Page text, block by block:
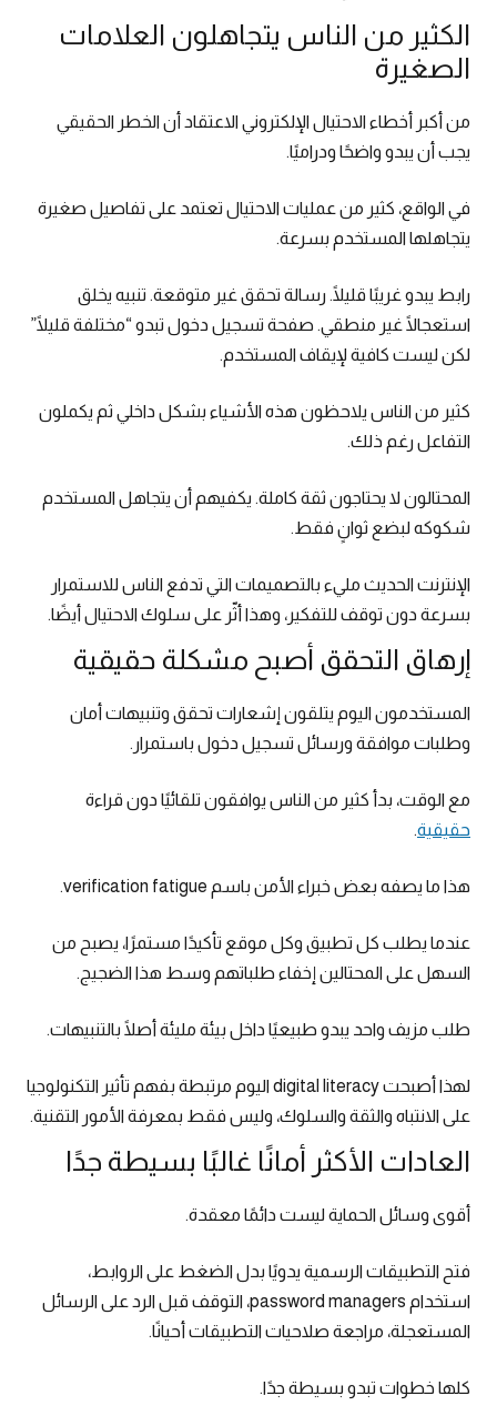
الكثير من الناس يتجاهلون العلامات
الصغيرة
من أكبر أخطاء الاحتيال الإلكتروني الاعتقاد أن الخطر الحقيقي
يجب أن يبدو واضحًا ودراميًا.
في الواقع، كثير من عمليات الاحتيال تعتمد على تفاصيل صغيرة
يتجاهلها المستخدم بسرعة.
رابط يبدو غريبًا قليلًا. رسالة تحقق غير متوقعة. تنبيه يخلق
استعجالًا غير منطقي. صفحة تسجيل دخول تبدو “مختلفة قليلًا”
لكن ليست كافية لإيقاف المستخدم.
كثير من الناس يلاحظون هذه الأشياء بشكل داخلي ثم يكملون
التفاعل رغم ذلك.
المحتالون لا يحتاجون ثقة كاملة. يكفيهم أن يتجاهل المستخدم
شكوكه لبضع ثوانٍ فقط.
الإنترنت الحديث مليء بالتصميمات التي تدفع الناس للاستمرار
بسرعة دون توقف للتفكير، وهذا أثّر على سلوك الاحتيال أيضًا.
إرهاق التحقق أصبح مشكلة حقيقية
المستخدمون اليوم يتلقون إشعارات تحقق وتنبيهات أمان
وطلبات موافقة ورسائل تسجيل دخول باستمرار.
مع الوقت، بدأ كثير من الناس يوافقون تلقائيًا دون قراءة
حقيقية.
هذا ما يصفه بعض خبراء الأمن باسم verification fatigue.
عندما يطلب كل تطبيق وكل موقع تأكيدًا مستمرًا، يصبح من
السهل على المحتالين إخفاء طلباتهم وسط هذا الضجيج.
طلب مزيف واحد يبدو طبيعيًا داخل بيئة مليئة أصلًا بالتنبيهات.
لهذا أصبحت digital literacy اليوم مرتبطة بفهم تأثير التكنولوجيا
على الانتباه والثقة والسلوك، وليس فقط بمعرفة الأمور التقنية.
العادات الأكثر أمانًا غالبًا بسيطة جدًا
أقوى وسائل الحماية ليست دائمًا معقدة.
فتح التطبيقات الرسمية يدويًا بدل الضغط على الروابط،
استخدام password managers، التوقف قبل الرد على الرسائل
المستعجلة، مراجعة صلاحيات التطبيقات أحيانًا.
كلها خطوات تبدو بسيطة جدًا.